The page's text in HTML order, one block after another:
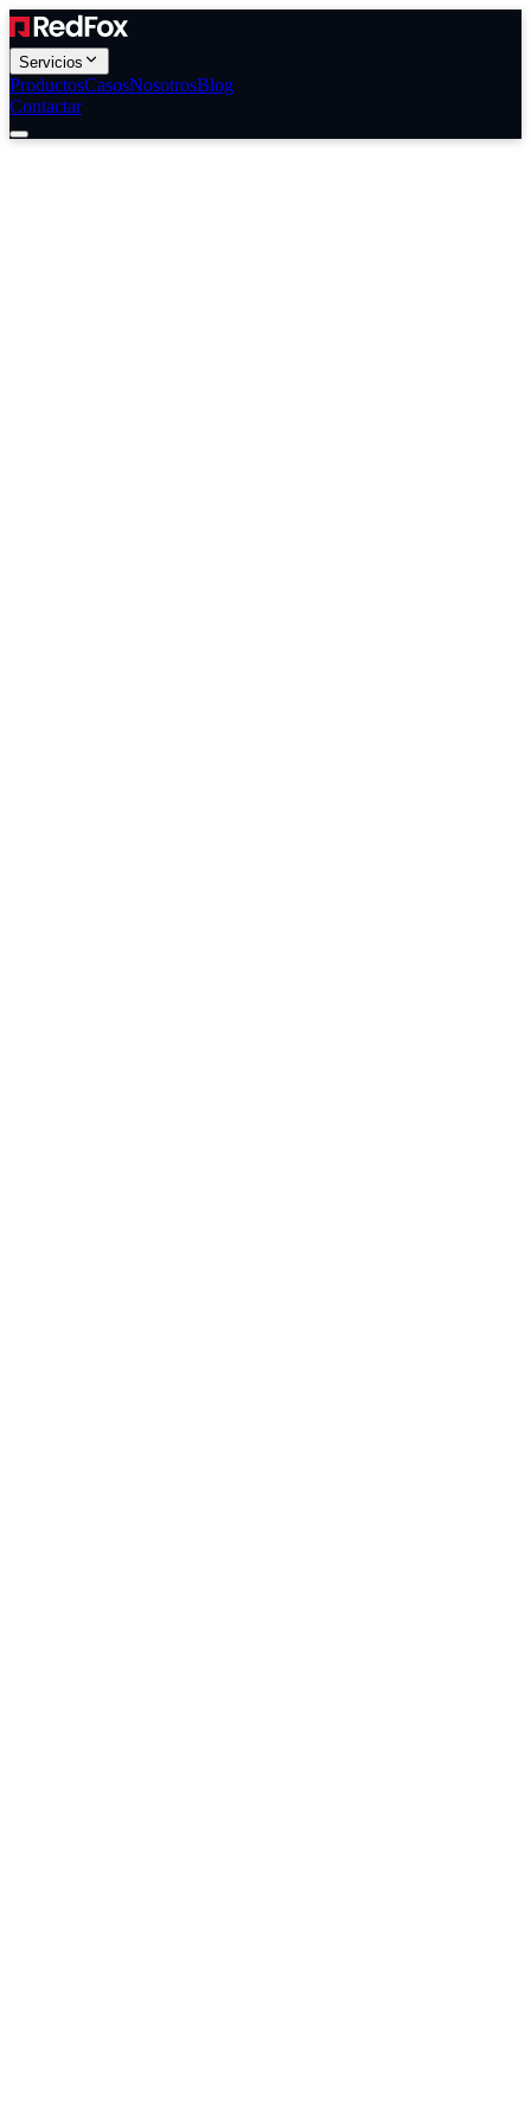
Servicios
ProductosCasosNosotrosBlog
Contactar